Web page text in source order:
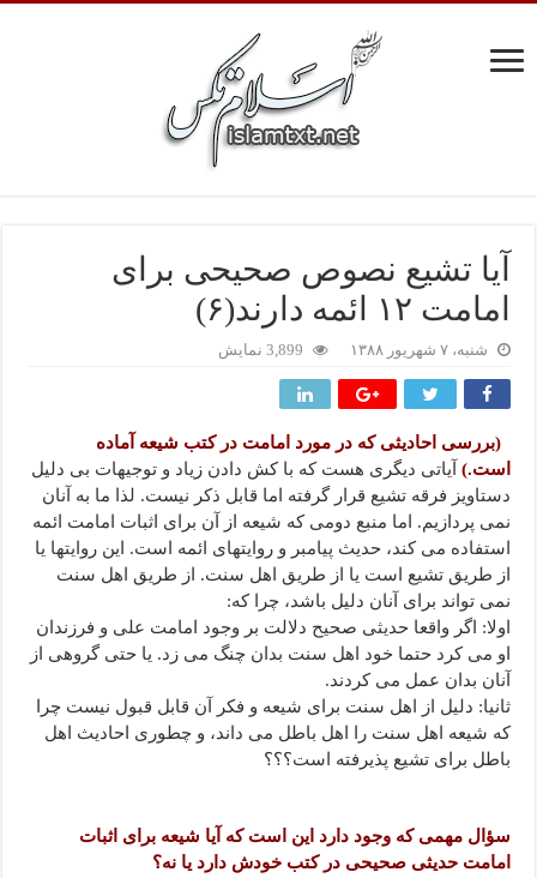
آیا تشیع نصوص صحیحی برای
امامت ۱۲ ائمه دارند(۶)
شنبه، ۷ شهریور ۱۳۸۸ 3,899 نمایش
(بررسی احادیثی که در مورد امامت در کتب شیعه آماده
است.) آیاتی دیگری هست که با کش دادن زیاد و توجیهات بی دلیل
دستاویز فرقه تشیع قرار گرفته اما قابل ذکر نیست. لذا ما به آنان
نمی پردازیم. اما منبع دومی که شیعه از آن برای اثبات امامت ائمه
استفاده می کند، حدیث پیامبر و روایتهای ائمه است. این روایتها یا
از طریق تشیع است یا از طریق اهل سنت. از طریق اهل سنت
نمی تواند برای آنان دلیل باشد، چرا که:
اولا: اگر واقعا حدیثی صحیح دلالت بر وجود امامت علی و فرزندان
او می کرد حتما خود اهل سنت بدان چنگ می زد. یا حتی گروهی از
آنان بدان عمل می کردند.
ثانیا: دلیل از اهل سنت برای شیعه و فکر آن قابل قبول نیست چرا
که شیعه اهل سنت را اهل باطل می داند، و چطوری احادیث اهل
باطل برای تشیع پذیرفته است؟؟؟
سؤال مهمی که وجود دارد این است که آیا شیعه برای اثبات
امامت حدیثی صحیحی در کتب خودش دارد یا نه؟